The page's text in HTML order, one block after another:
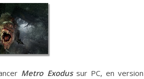
Metro Exodussur PC, en version